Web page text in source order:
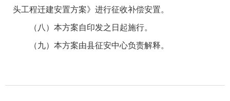
头工程迁建安置方案》进行征收补偿安置。
（八）本方案自印发之日起施行。
（九）本方案由县征安中心负责解释。